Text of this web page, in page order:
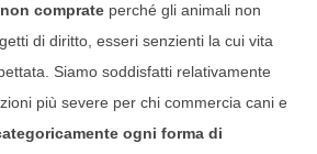
comprate perché gli animali non
di diritto, esseri senzienti la cui vita
Siamo soddisfatti relativamente
più severe per chi commercia cani e
ogni forma di